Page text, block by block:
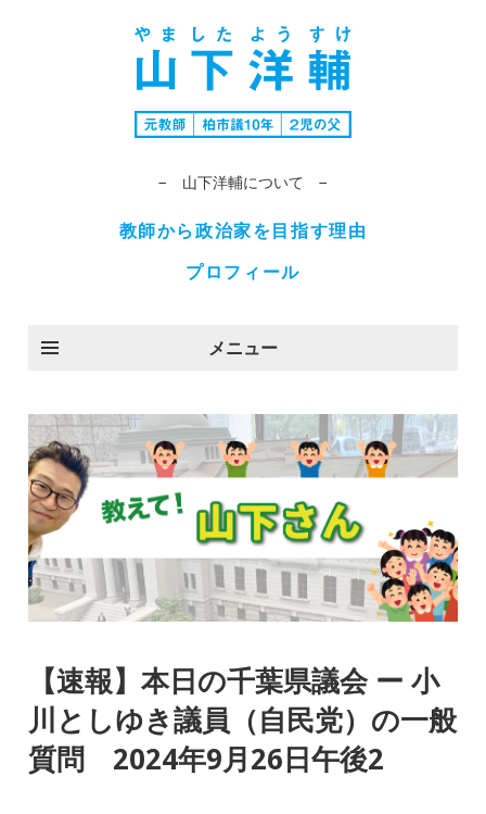
− 山下洋輔について −
教師から政治家を目指す理由
プロフィール
メニュー
【速報】本日の千葉県議会 ー 小
川としゆき議員（自民党）の一般
質問 2024年9月26日午後2